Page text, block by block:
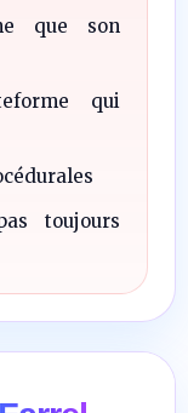
que son
qui
toujours